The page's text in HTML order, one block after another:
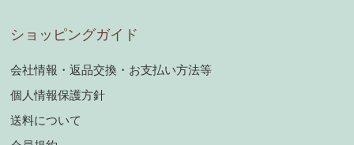
ショッピングガイド
会社情報・返品交換・お支払い方法等
個人情報保護方針
送料について